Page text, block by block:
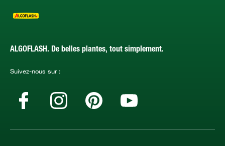
ALGOFLASH. De belles plantes, tout simplement.
Suivez-nous sur :